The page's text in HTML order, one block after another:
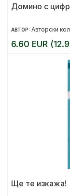
Домино с
АВТОР: Авторски
6.60 EUR
Ще те изкажа!